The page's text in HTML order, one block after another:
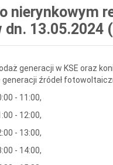
nierynkowym
dn.
generacji w KSE oraz
źródeł
- 11:00,
- 12:00,
- 13:00,
- 14:00,